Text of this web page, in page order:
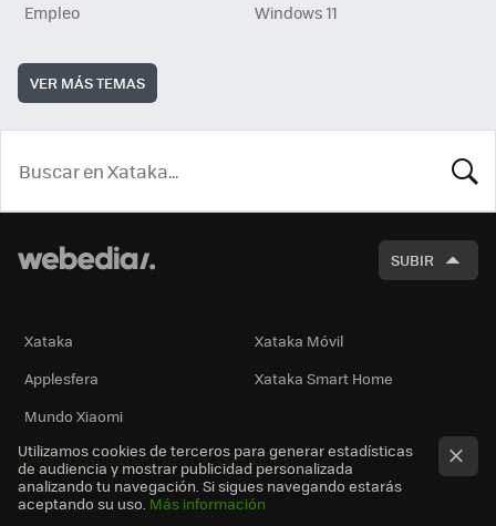
Empleo
Windows 11
VER MÁS TEMAS
SUBIR
Xataka
Xataka Móvil
Applesfera
Xataka Smart Home
Mundo Xiaomi
Otras publicaciones de Webedia
Utilizamos cookies de terceros para generar estadísticas
de audiencia y mostrar publicidad personalizada
analizando tu navegación. Si sigues navegando estarás
aceptando su uso. Más información